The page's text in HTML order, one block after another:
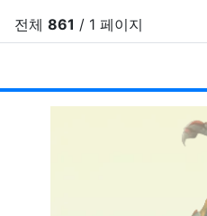
전체 861 / 1 페이지